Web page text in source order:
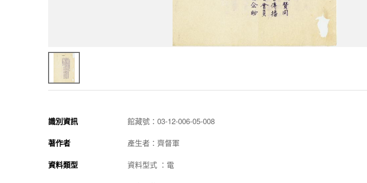
識別資訊 館藏號：03-12-006-05-008
著作者 產生者：齊督軍
資料類型 資料型式 ：電